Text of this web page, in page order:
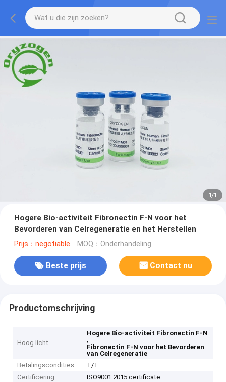
1/1
Hogere Bio-activiteit Fibronectin F-N voor het
Bevorderen van Celregeneratie en het Herstellen
Prijs：negotiable MOQ：Onderhandeling
Beste prijs Contact nu
Productomschrijving
Hoog licht
Hogere Bio-activiteit Fibronectin F-N
,
Fibronectin F-N voor het Bevorderen
van Celregeneratie
Betalingscondities
T/T
Certificering
ISO9001:2015 certificate